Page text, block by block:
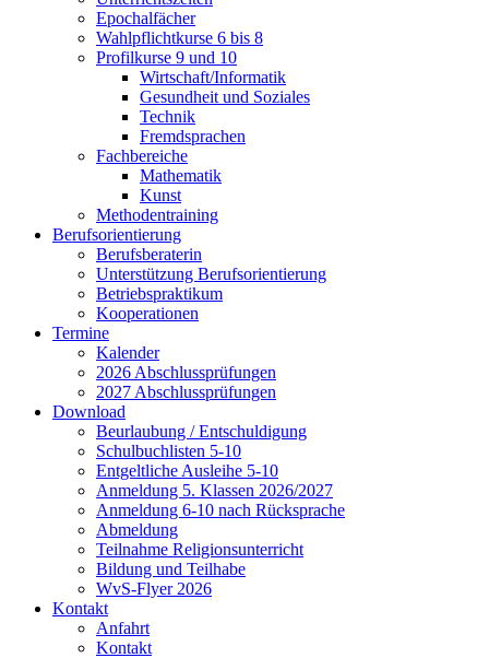
Epochalfächer
Wahlpflichtkurse 6 bis 8
Profilkurse 9 und 10
Wirtschaft/Informatik
Gesundheit und Soziales
Technik
Fremdsprachen
Fachbereiche
Mathematik
Kunst
Methodentraining
Berufsorientierung
Berufsberaterin
Unterstützung Berufsorientierung
Betriebspraktikum
Kooperationen
Termine
Kalender
2026 Abschlussprüfungen
2027 Abschlussprüfungen
Download
Beurlaubung / Entschuldigung
Schulbuchlisten 5-10
Entgeltliche Ausleihe 5-10
Anmeldung 5. Klassen 2026/2027
Anmeldung 6-10 nach Rücksprache
Abmeldung
Teilnahme Religionsunterricht
Bildung und Teilhabe
WvS-Flyer 2026
Kontakt
Anfahrt
Kontakt